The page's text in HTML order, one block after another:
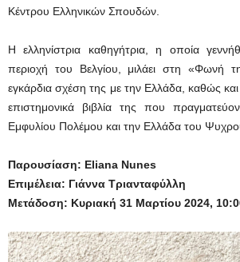
Κέντρου Ελληνικών Σπουδών.
Η ελληνίστρια καθηγήτρια, η οποία
περιοχή του Βελγίου, μιλάει στη «Φωνή
εγκάρδια σχέση της με την Ελλάδα, καθώς
επιστημονικά βιβλία της που
Εμφυλίου Πολέμου και την Ελλάδα του
Παρουσίαση: Eliana Nunes
Επιμέλεια: Γιάννα Τριανταφύλλη
Μετάδοση: Κυριακή 31 Μαρτίου 2024,